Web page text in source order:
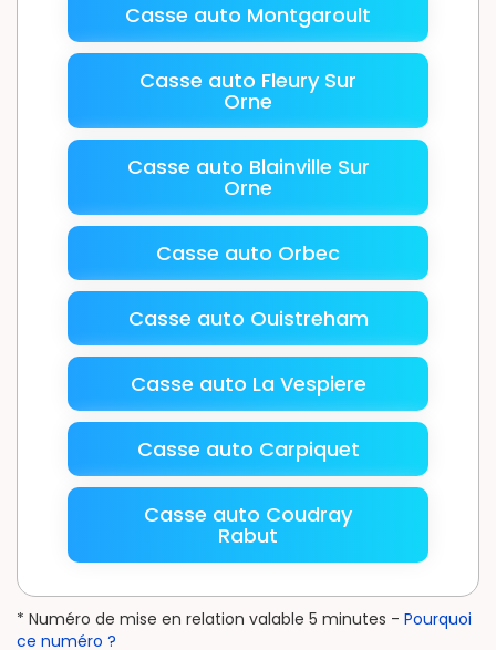
Casse auto Montgaroult
Casse auto Fleury Sur
Orne
Casse auto Blainville Sur
Orne
Casse auto Orbec
Casse auto Ouistreham
Casse auto La Vespiere
Casse auto Carpiquet
Casse auto Coudray
Rabut
* Numéro de mise en relation valable 5 minutes - Pourquoi
ce numéro ?